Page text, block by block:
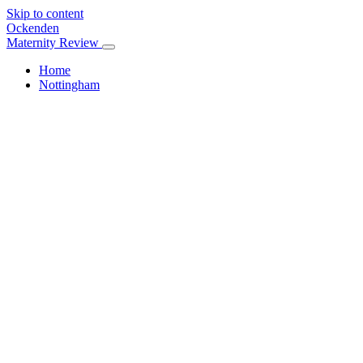
Skip to content
Ockenden
Maternity Review
Home
Nottingham